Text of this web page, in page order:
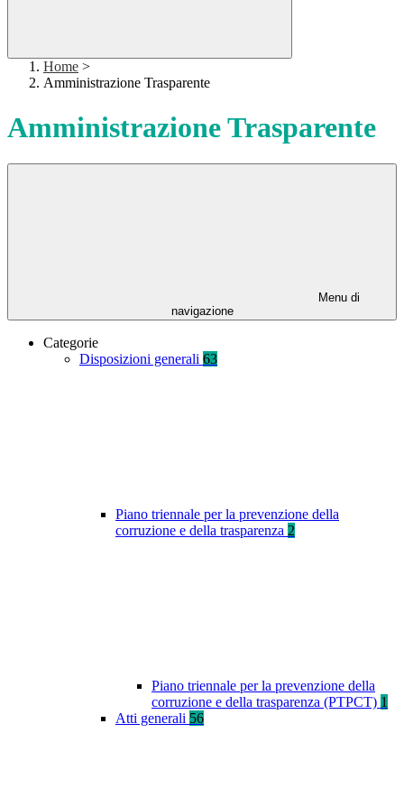
Home >
Amministrazione Trasparente
Amministrazione Trasparente
Menu di
navigazione
Categorie
Disposizioni generali 63
Piano triennale per la prevenzione della
corruzione e della trasparenza 2
Piano triennale per la prevenzione della
corruzione e della trasparenza (PTPCT) 1
Atti generali 56